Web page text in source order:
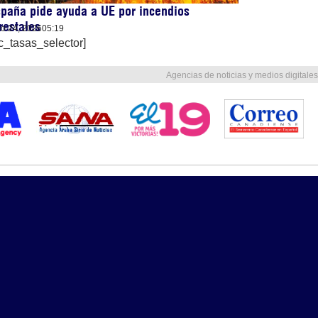
pide ayuda a UE por incendios
24, 202605:19
Agencias de noticias y medios digitales